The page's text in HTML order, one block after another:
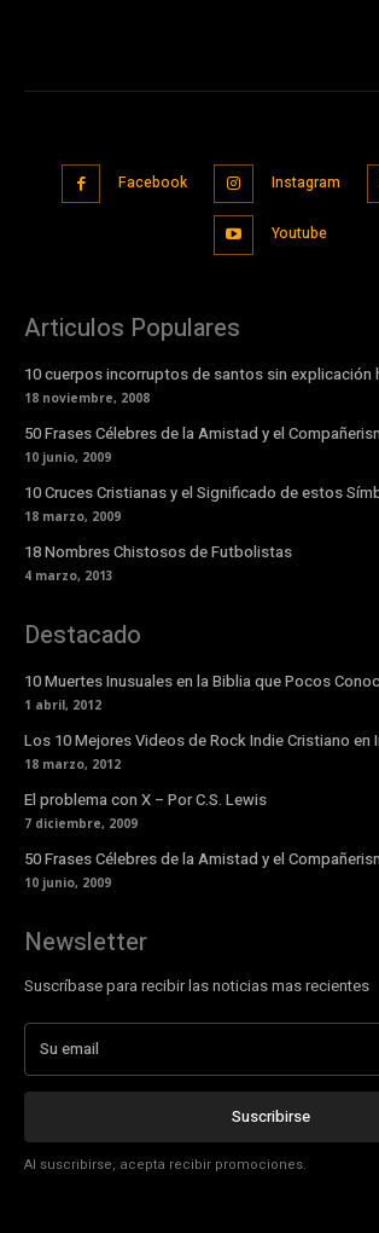
Facebook Instagram
Youtube
Articulos Populares
10 cuerpos incorruptos de santos sin explicación
18 noviembre, 2008
50 Frases Célebres de la Amistad y el
10 junio, 2009
10 Cruces Cristianas y el Significado de estos
18 marzo, 2009
18 Nombres Chistosos de Futbolistas
4 marzo, 2013
Destacado
10 Muertes Inusuales en la Biblia que Pocos
1 abril, 2012
Los 10 Mejores Videos de Rock Indie Cristiano en
18 marzo, 2012
El problema con X – Por C.S. Lewis
7 diciembre, 2009
50 Frases Célebres de la Amistad y el
10 junio, 2009
Newsletter
Suscríbase para recibir las noticias mas recientes
Suscribirse
Al suscribirse, acepta recibir promociones.